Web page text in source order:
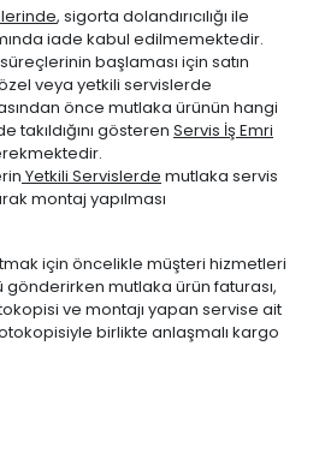
, sigorta dolandırıcılığı ile
iade kabul edilmemektedir.
başlaması için satın
veya yetkili servislerde
önce mutlaka ürünün hangi
takıldığını gösteren Servis İş Emri
Yetkili Servislerde mutlaka servis
montaj yapılması
için öncelikle müşteri hizmetleri
gönderirken mutlaka ürün faturası,
ve montajı yapan servise ait
birlikte anlaşmalı kargo